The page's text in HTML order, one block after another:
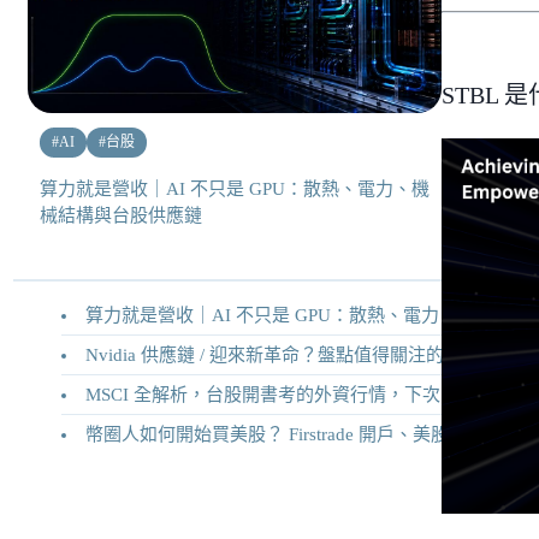
#AI #台股
算力就是營收｜AI 不只是 GPU：散熱、電力、機
械結構與台股供應鏈
算力就是營收｜AI 不只是 GPU：散熱、電力、機械結構與台股供應鏈
Nvidia 供應鏈 / 迎來新革命？盤點值得關注的二十家供應鏈企業
MSCI 全解析，台股開書考的外資行情，下次調整你準備好了嗎？
幣圈人如何開始買美股？ Firstrade 開戶、美股交易機制完整教學
STBL 是